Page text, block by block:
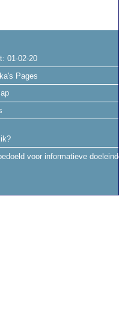
01-02-20
Pages
voor informatieve